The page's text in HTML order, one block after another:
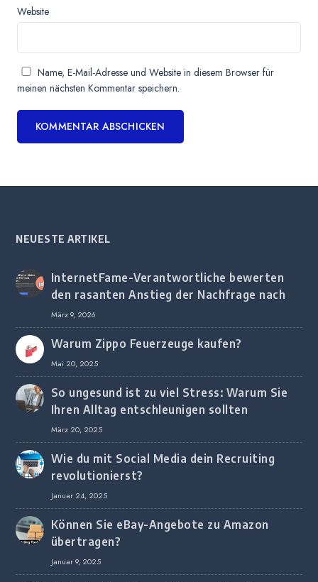
Website
Name, E-Mail-Adresse und Website in diesem Browser für
meinen nächsten Kommentar speichern.
NEUESTE ARTIKEL
InternetFame-Verantwortliche bewerten
den rasanten Anstieg der Nachfrage nach
digitalem Marketing bei deutschen
Unternehmen
März 9, 2026
Warum Zippo Feuerzeuge kaufen?
Mai 20, 2025
So ungesund ist zu viel Stress: Warum Sie
Ihren Alltag entschleunigen sollten
März 20, 2025
Wie du mit Social Media dein Recruiting
revolutionierst?
Januar 24, 2025
Können Sie eBay-Angebote zu Amazon
übertragen?
Januar 9, 2025